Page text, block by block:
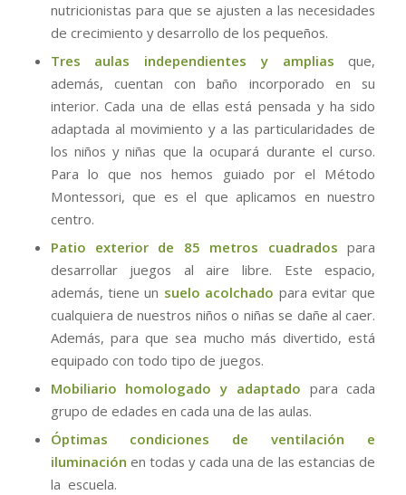
nutricionistas para que se ajusten a las necesidades
de crecimiento y desarrollo de los pequeños.
Tres aulas independientes y amplias que,
además, cuentan con baño incorporado en su
interior. Cada una de ellas está pensada y ha sido
adaptada al movimiento y a las particularidades de
los niños y niñas que la ocupará durante el curso.
Para lo que nos hemos guiado por el Método
Montessori, que es el que aplicamos en nuestro
centro.
Patio exterior de 85 metros cuadrados para
desarrollar juegos al aire libre. Este espacio,
además, tiene un suelo acolchado para evitar que
cualquiera de nuestros niños o niñas se dañe al caer.
Además, para que sea mucho más divertido, está
equipado con todo tipo de juegos.
Mobiliario homologado y adaptado para cada
grupo de edades en cada una de las aulas.
Óptimas condiciones de ventilación e
iluminación en todas y cada una de las estancias de
la escuela.